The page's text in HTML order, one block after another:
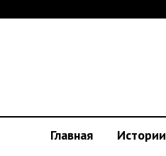
Главная Истории